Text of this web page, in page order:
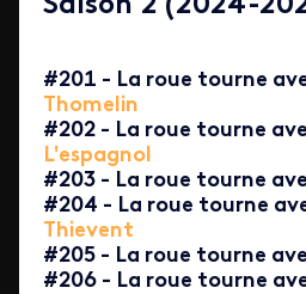
Saison 2 (2024-
#201 - La roue tourne
Thomelin
#202 - La roue tourne
L'espagnol
#203 - La roue tourne
#204 - La roue tourne
Thievent
#205 - La roue tourne
#206 - La roue tourne